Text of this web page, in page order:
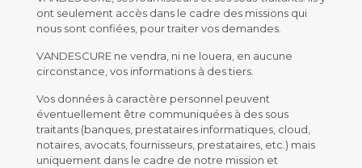
ont seulement accès dans le cadre des missions qui
nous sont confiées, pour traiter vos demandes.
VANDESCURE ne vendra, ni ne louera, en aucune
circonstance, vos informations à des tiers.
Vos données à caractère personnel peuvent
éventuellement être communiquées à des sous
traitants (banques, prestataires informatiques, cloud,
notaires, avocats, fournisseurs, prestataires, etc.) mais
uniquement dans le cadre de notre mission et